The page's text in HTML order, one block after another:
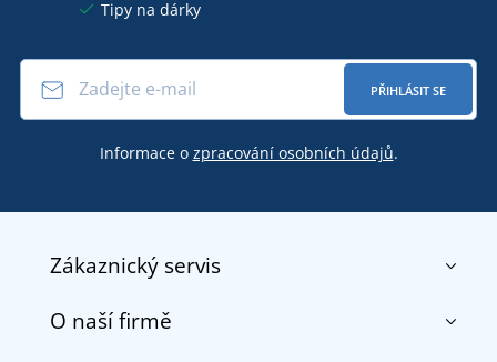
Tipy na dárky
PŘIHLÁSIT SE
Informace o zpracování osobních údajů.
Zákaznický servis
Kontakt
O naší firmě